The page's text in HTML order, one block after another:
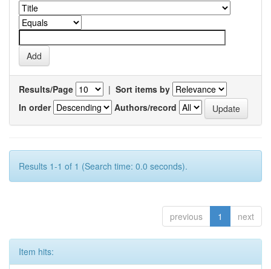
Results/Page | Sort items by
In order
Authors/record
Results 1-1 of 1 (Search time: 0.0 seconds).
previous 1 next
Item hits: